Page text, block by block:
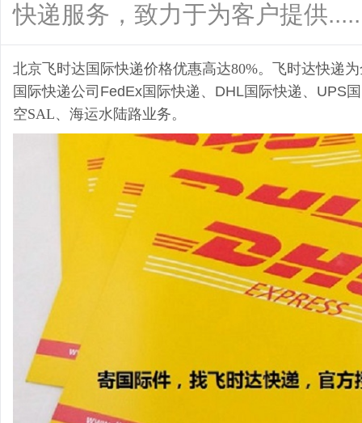
快递服务，致力于为客户提供
北京飞时达 国际快递价格优惠高达80%。飞时达快递
国际快递公司 FedEx国际快递 、 DHL国际快递 、 UPS
空SAL、海运水陆路业务。